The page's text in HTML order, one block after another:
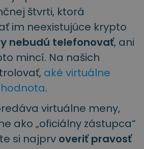
štvrti, ktorá
im neexistujúce krypto
nebudú telefonovať, ani
mincí. Na našich
aké virtuálne
.
virtuálne meny,
ako „oficiálny zástupca“
si najprv overiť pravosť